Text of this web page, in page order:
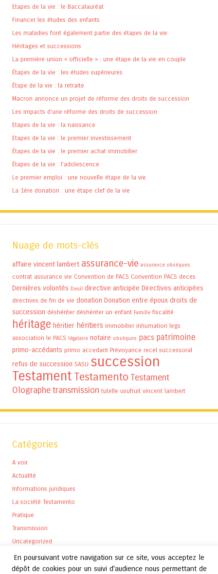
Etapes de la vie : le Baccalauréat
Financer les études des enfants
Les maladies font également partie des étapes de la vie
Héritages et successions
La première union « officielle » : une étape de la vie en couple
Étapes de la vie : les études supérieures
Étape de la vie : la retraite
Macron annonce un projet de réforme des droits de succession
Les impacts d’une réforme des droits de succession
Etapes de la vie : la naissance
Etapes de la vie : le premier investissement
Étapes de la vie : le premier achat immobilier
Étapes de la vie : l’adolescence
Le premier emploi : une nouvelle étape de la vie
La 1ère donation : une étape clef de la vie
Nuage de mots-clés
affaire vincent lambert assurance-vie assurance obsèques
contrat assurance vie Convention de PACS Convention PACS deces
Dernières volontés Deuil directive anticipée Directives anticipées
directives de fin de vie donation Donation entre époux droits de
succession déshériter déshériter un enfant Famille fiscalité
héritage héritier héritiers immobilier inhumation legs
association le PACS légataire notaire obsèques pacs patrimoine
primo-accédants primo accedant Prévoyance recel successoral
refus de succession SASU succession
Testament Testamento Testament
Olographetransmission tutelle usufruit vincent lambert
Catégories
A voir
Actualité
Informations juridiques
La société Testamento
Pratique
Transmission
Uncategorized
En poursuivant votre navigation sur ce site, vous acceptez le
dépôt de cookies pour un suivi d'audience nous permettant de